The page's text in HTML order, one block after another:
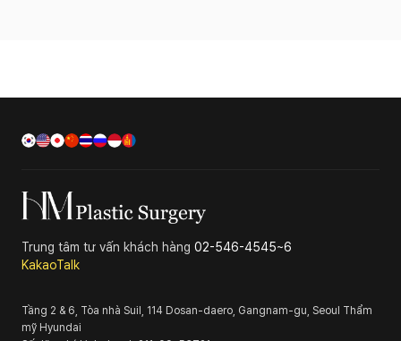
Trung tâm tư vấn khách hàng 02-546-4545~6
KakaoTalk
Tầng 2 & 6, Tòa nhà Suil, 114 Dosan-daero, Gangnam-gu, Seoul Thẩm
mỹ Hyundai